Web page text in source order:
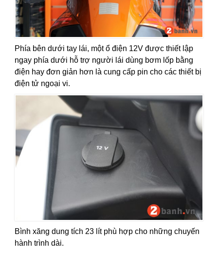
Phía bên dưới tay lái, một ổ điện 12V được thiết lập
ngay phía dưới hỗ trợ người lái dùng bơm lốp bằng
điện hay đơn giản hơn là cung cấp pin cho các thiết bị
điện tử ngoại vi.
Bình xăng dung tích 23 lít phù hợp cho những chuyến
hành trình dài.